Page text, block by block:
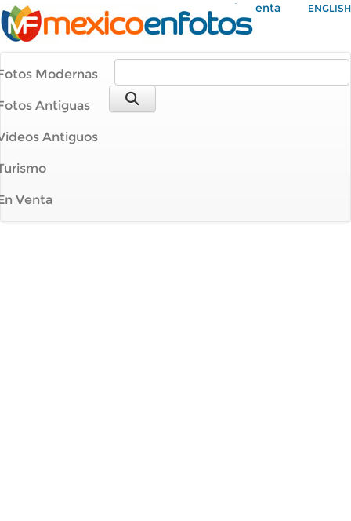
Mi Cuenta ENGLISH
Modernas
Antiguas
Antiguos
Venta